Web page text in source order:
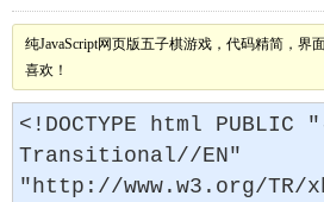
纯JavaScript网页版五子棋游戏，代码精简，
喜欢！